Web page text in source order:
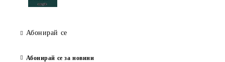
Абонирай се
Абонирай се за новини